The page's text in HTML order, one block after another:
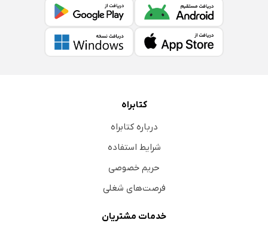
کتابراه
درباره کتابراه
شرایط استفاده
حریم خصوصی
فرصت‌های شغلی
خدمات مشتریان